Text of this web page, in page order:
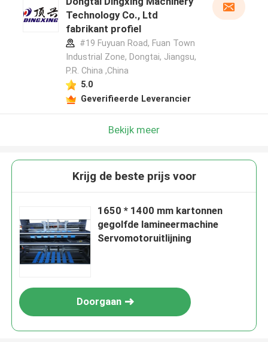
Technology Co., Ltd
fabrikant profiel
#19 Fuyuan Road, Fuan Town
Industrial Zone, Dongtai, Jiangsu,
P.R. China ,China
5.0
Geverifieerde Leverancier
Bekijk meer
Krijg de beste prijs voor
1650 * 1400 mm kartonnen
gegolfde lamineermachine
Servomotoruitlijning
Doorgaan